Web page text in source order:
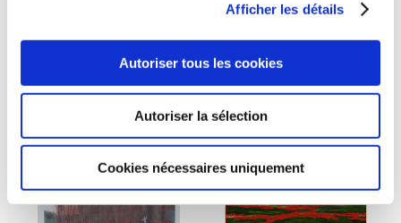
Afficher les détails
Autoriser tous les cookies
Autoriser la sélection
Cookies nécessaires uniquement
18€00